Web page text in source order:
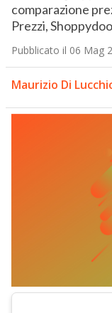
comparazione
Prezzi,
Pubblicato il 06 Mag
Maurizio Di